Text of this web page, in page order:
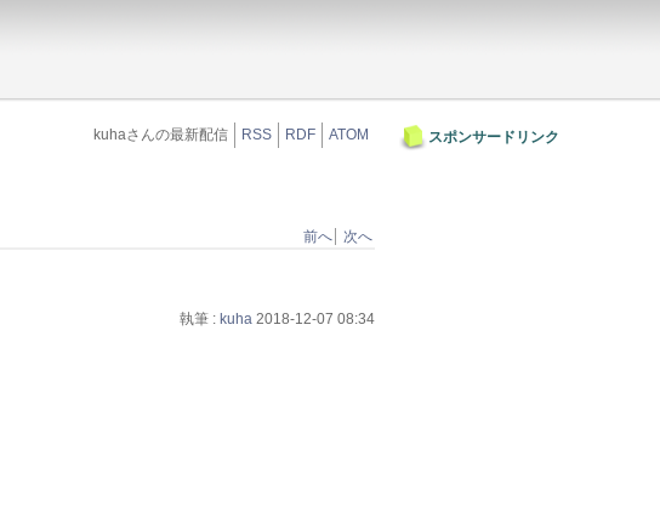
kuhaさんの最新配信 RSS RDF ATOM
前へ 次へ
執筆 : kuha 2018-12-07 08:34
スポンサードリンク